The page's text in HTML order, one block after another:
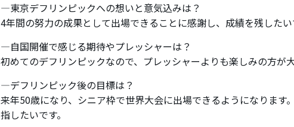
―東京デフリンピックへの想いと意気込みは？
4年間の努力の成果として出場できることに感謝し、成績を残したい
―自国開催で感じる期待やプレッシャーは？
初めてのデフリンピックなので、プレッシャーよりも楽しみの方が大
―デフリンピック後の目標は？
来年50歳になり、シニア枠で世界大会に出場できるようになります
指したいです。